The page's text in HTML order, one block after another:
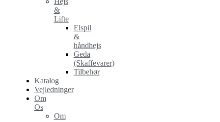
&
Lifte
Elspil
&
håndhejs
Geda
(Skaffevarer)
Tilbehør
Katalog
Vejledninger
Om
Os
Om